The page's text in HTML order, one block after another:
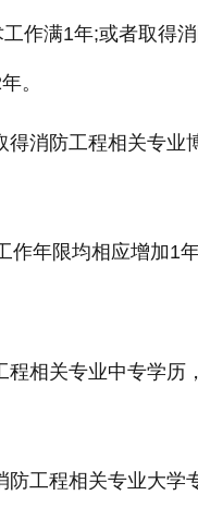
作满1年;或者取得
。
得消防工程相关专业
年限均相应增加1年
程相关专业中专学历
防工程相关专业大学